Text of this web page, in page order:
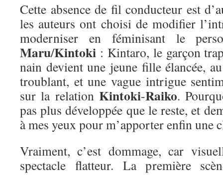
Cette absence de fil conducteur est
les auteurs ont choisi de modifier
moderniser en féminisant le
Maru/Kintoki : Kintaro, le garçon
nain devient une jeune fille élancée,
troublant, et une vague intrigue
sur la relation Kintoki-Raiko.
pas plus développée que le reste, et
à mes yeux pour m’apporter enfin une
Vraiment, c’est dommage, car
spectacle flatteur. La première